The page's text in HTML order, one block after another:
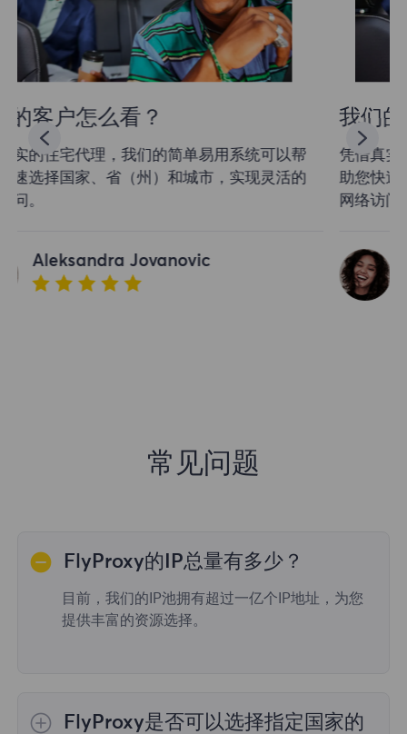
我们的客户怎么看？
凭借真实的住宅代理，我们的简单易用系统可以帮
助您快速选择国家、省（州）和城市，实现灵活的
网络访问。
Aleksandra Jovanovic
常见问题
FlyProxy的IP总量有多少？
目前，我们的IP池拥有超过一亿个IP地址，为您
提供丰富的资源选择。
FlyProxy是否可以选择指定国家的